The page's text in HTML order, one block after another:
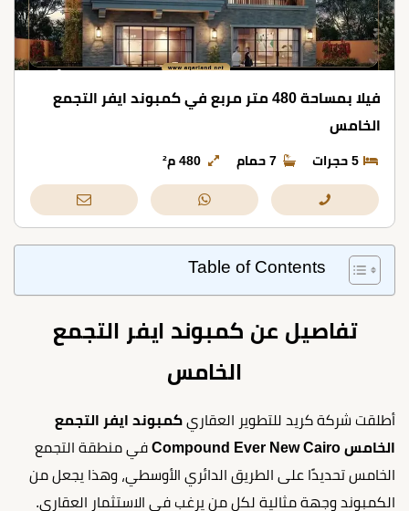
فيلا بمساحة 480 متر مربع في كمبوند ايفر التجمع
الخامس
5 حجرات 7 حمام 480 م²
Table of Contents
تفاصيل عن كمبوند ايفر التجمع
الخامس
أطلقت شركة كريد للتطوير العقاري كمبوند ايفر التجمع
الخامس Compound Ever New Cairo في منطقة التجمع
الخامس تحديدًا على الطريق الدائري الأوسطي، وهذا يجعل من
الكمبوند وجهة مثالية لكل من يرغب في الاستثمار العقاري.